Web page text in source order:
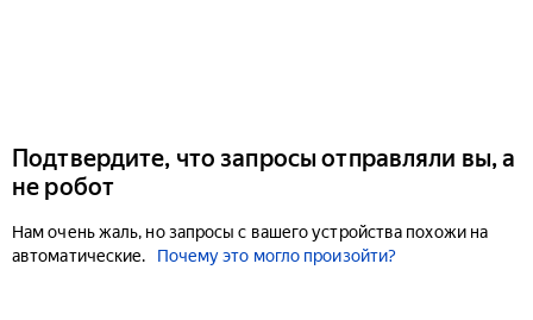
Подтвердите, что запросы отправляли вы, а
не робот
Нам очень жаль, но запросы с вашего устройства похожи на
автоматические.
Почему это могло произойти?